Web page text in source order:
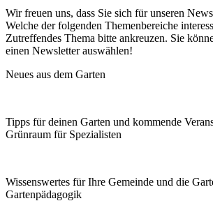
Wir freuen uns, dass Sie sich für unseren
Welche der folgenden Themenbereiche
Zutreffendes Thema bitte ankreuzen. Sie
einen Newsletter auswählen!
Neues aus dem Garten
Tipps für deinen Garten und kommende
Grünraum für Spezialisten
Wissenswertes für Ihre Gemeinde und die
Garten­pädagogik